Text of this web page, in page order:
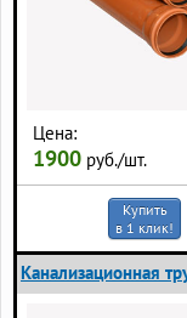
Цена:
1900 руб./шт.
Купить
в 1 клик!
Канализационная